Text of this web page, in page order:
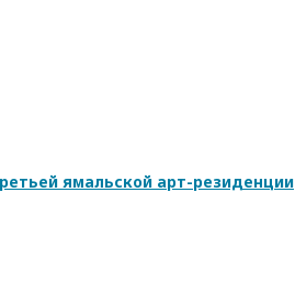
ямальской арт-резиденции